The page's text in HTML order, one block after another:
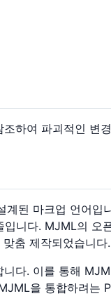
조하여 파괴적인 변
된 마크업 언어
니다. MJML의
춤 제작되었습니다.
다. 이를 통해
을 통합하려는